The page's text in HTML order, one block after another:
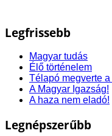
Legfrissebb
Magyar tudás
Élő történelem
Télapó megverte
A Magyar Igazság!
A haza nem eladó!
Legnépszerűbb